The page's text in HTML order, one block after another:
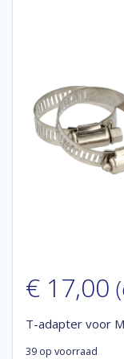
€ 17,00
T-adapter voor
39 op voorraad